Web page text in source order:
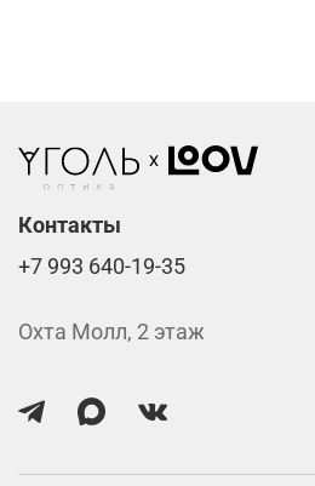
Контакты
+7 993 640-19-35
Охта Молл, 2 этаж